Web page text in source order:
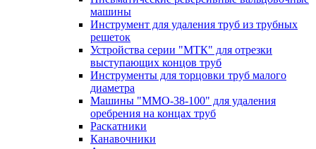
машины
Инструмент для удаления труб из трубных
решеток
Устройства серии "МТК" для отрезки
выступающих концов труб
Инструменты для торцовки труб малого
диаметра
Машины "ММО-38-100" для удаления
оребрения на концах труб
Раскатники
Канавочники